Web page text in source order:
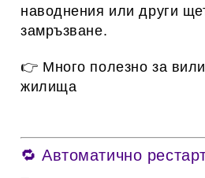
наводнения или други
замръзване.
👉 Много полезно за
жилища
🔁 Автоматично